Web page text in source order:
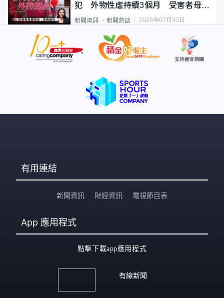
犯 外物性虐持續3個月 受害者母：
要保護其他人
新聞資訊 新聞熱話 2026年07月30日
有用連結
新聞資訊 財經資訊 電視節目表
App 應用程式
點擊下載app應用程式
有線新聞